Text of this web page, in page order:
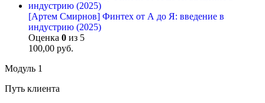
[Артем Смирнов] Финтех от А до Я: введение в
индустрию (2025)
Оценка 0 из 5
100,00 руб.
Модуль 1
Путь клиента